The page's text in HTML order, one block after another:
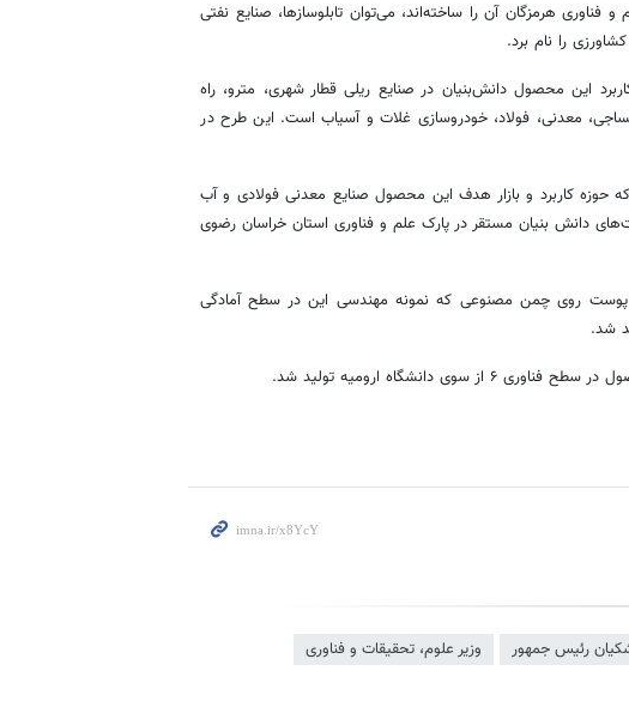
هرمزگان آن را ساخته‌اند، می‌توان تابلوسازها، صنایع نفتی
را نام برد.
با سطح آمادگی فناوری ۸ که کاربرد این محصول دانش‌بنیان در صنایع ریلی قطار شهری، مترو، راه
معدنی، فولاد، خودروسازی غلات وآسیاب است. این طرح در
۱۰. سامانه کدورت سنج بر خط با سطح فناوری ۸ که حوزه کاربرد و بازار هدف این محصول صنایع معدنی فولادی و آب
دانش بنیان مستقر در پارک علم و فناوری استان خراسان رضوی
روی چمن مصنوعی که نمونه مهندسی این در سطح آمادگی
سوی دانشگاه ارومیه تولید شد.
رئیس جمهور
وزیر علوم، تحقیقات و فناوری